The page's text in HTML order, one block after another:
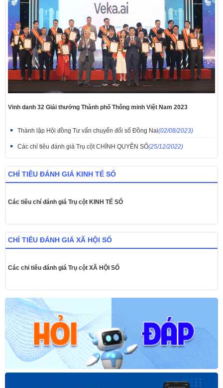
Vinh danh 32 Giải thưởng Thành phố Thông minh Việt Nam 2023
Thành lập Hội đồng Tư vấn chuyển đổi số Đồng Nai(02/08/2023)
Các chỉ tiêu đánh giá Trụ cột CHÍNH QUYỀN SỐ(25/12/2022)
CHỈ TIÊU ĐÁNH GIÁ KINH TẾ SỐ
Các tiêu chí đánh giá Trụ cột KINH TẾ SỐ
CHỈ TIÊU ĐÁNH GIÁ XÃ HỘI SỐ
Các chỉ tiêu đánh giá Trụ cột XÃ HỘI SỐ